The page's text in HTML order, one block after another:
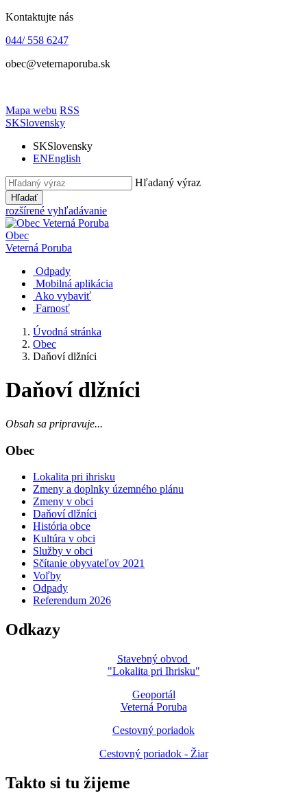
Kontaktujte nás
044/ 558 6247
obec@veternaporuba.sk
Mapa webu RSS
SKSlovensky
SKSlovensky
ENEnglish
Hľadaný výraz
Hľadať
rozšírené vyhľadávanie
Obec
Veterná Poruba
Odpady
Mobilná aplikácia
Ako vybaviť
Farnosť
Úvodná stránka
Obec
Daňoví dlžníci
Daňoví dlžníci
Obsah sa pripravuje...
Obec
Lokalita pri ihrisku
Zmeny a doplnky územného plánu
Zmeny v obci
Daňoví dlžníci
História obce
Kultúra v obci
Služby v obci
Sčítanie obyvateľov 2021
Voľby
Odpady
Referendum 2026
Odkazy
Stavebný obvod
"Lokalita pri Ihrisku"
Geoportál
Veterná Poruba
Cestovný poriadok
Cestovný poriadok - Žiar
Takto si tu žijeme